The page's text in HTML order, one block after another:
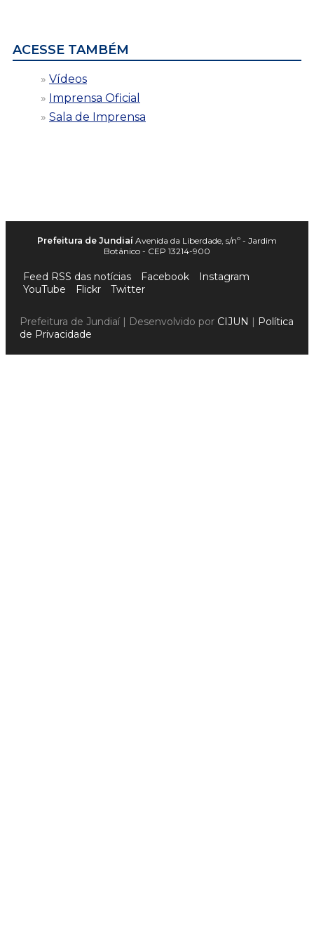
por
ACESSE TAMBÉM
Vídeos
Imprensa Oficial
Sala de Imprensa
Prefeitura de Jundiaí Avenida da Liberdade, s/nº - Jardim
Botânico - CEP 13214-900
Feed RSS das notícias Facebook
Instagram
YouTube
Flickr Twitter
Prefeitura de Jundiaí | Desenvolvido por CIJUN
Política
de Privacidade